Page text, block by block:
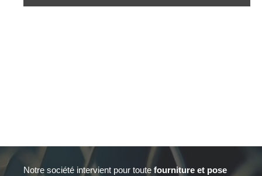
Notre société intervient pour toute fourniture et pose